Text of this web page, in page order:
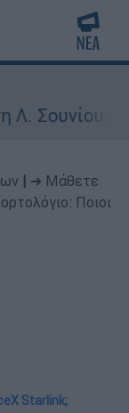
➔ Μάθετε
Ποιοι
Starlink;